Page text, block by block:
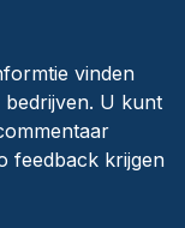
vinden
U kunt
feedback krijgen